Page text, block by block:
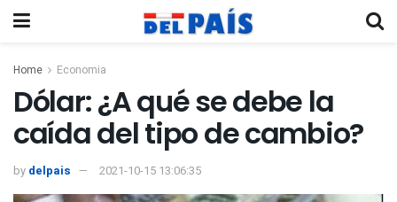
Home Economia
Dólar: ¿A qué se debe la
caída del tipo de cambio?
by delpais 2021-10-15 13:06:35